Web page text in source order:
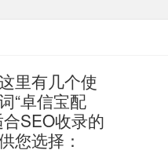
里有几个使
“卓信宝配
合SEO收录的
您选择：